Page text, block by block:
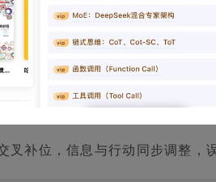
病狼主动垫后，换来的是整个族
在危险，这种“全员共享情报”
补位，信息与行动同步调整，